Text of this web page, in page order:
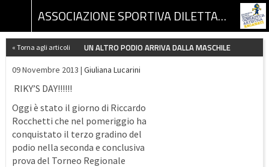
ASSOCIAZIONE SPORTIVA DILETTANTISTICA GINNASTICA ARTISTICA RECANATI
« Torna agli articoli UN ALTRO PODIO ARRIVA DALLA MASCHILE
09 Novembre 2013 | Giuliana Lucarini
RIKY’S DAY!!!!!!
Oggi è stato il giorno di Riccardo
Rocchetti che nel pomeriggio ha
conquistato il terzo gradino del
podio nella seconda e conclusiva
prova del Torneo Regionale